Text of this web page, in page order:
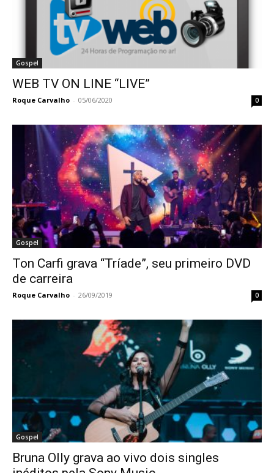
Gospel
WEB TV ON LINE “LIVE”
Roque Carvalho - 05/06/2020 0
Gospel
Ton Carfi grava “Tríade”, seu primeiro DVD
de carreira
Roque Carvalho - 26/09/2019 0
Gospel
Bruna Olly grava ao vivo dois singles